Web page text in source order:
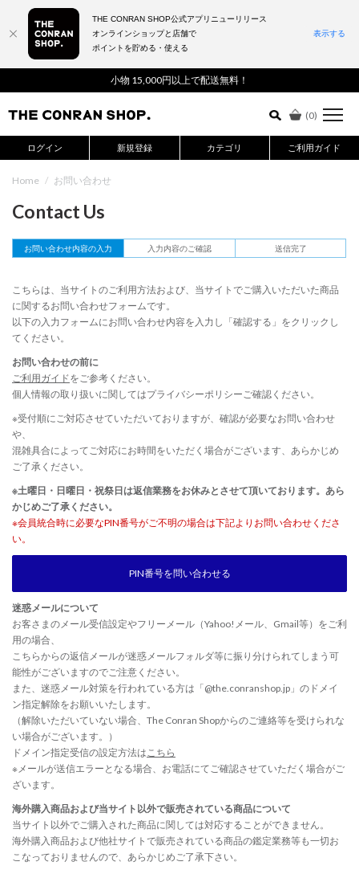
小物 15,000円以上で配送無料！
(0)
ログイン 新規登録 カテゴリ ご利用ガイド
詳細検索はこちら
Home / お問い合わせ
Contact Us
お問い合わせ内容の入力 入力内容のご確認 送信完了
こちらは、当サイトのご利用方法および、当サイトでご購入いただいた商品
に関するお問い合わせフォームです。
以下の入力フォームにお問い合わせ内容を入力し「確認する」をクリックし
てください。
お問い合わせの前に
ご利用ガイドをご参考ください。
個人情報の取り扱いに関してはプライバシーポリシーご確認ください。
※受付順にご対応させていただいておりますが、確認が必要なお問い合わせ
や、
混雑具合によってご対応にお時間をいただく場合がございます、あらかじめ
ご了承ください。
※土曜日・日曜日・祝祭日は返信業務をお休みとさせて頂いております。あら
かじめご了承ください。
※会員統合時に必要なPIN番号がご不明の場合は下記よりお問い合わせくださ
い。
PIN番号を問い合わせる
迷惑メールについて
お客さまのメール受信設定やフリーメール（Yahoo!メール、Gmail等）をご利
用の場合、
こちらからの返信メールが迷惑メールフォルダ等に振り分けられてしまう可
能性がございますのでご注意ください。
また、迷惑メール対策を行われている方は「@the.conranshop.jp」のドメイ
ン指定解除をお願いいたします。
（解除いただいていない場合、The Conran Shopからのご連絡等を受けられな
い場合がございます。）
ドメイン指定受信の設定方法はこちら
※メールが送信エラーとなる場合、お電話にてご確認させていただく場合がご
ざいます。
海外購入商品および当サイト以外で販売されている商品について
当サイト以外でご購入された商品に関しては対応することができません。
海外購入商品および他社サイトで販売されている商品の鑑定業務等も一切お
こなっておりませんので、あらかじめご了承下さい。
THE CONRAN SHOP公式アプリニューリリース
オンラインショップと店舗で
ポイントを貯める・使える
表示する